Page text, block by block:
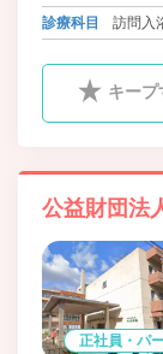
診療科目
訪問入
キープ
公益財団法
正社員・パ